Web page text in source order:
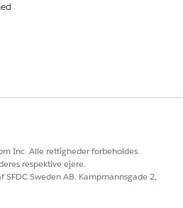
Inc. Alle rettigheder forbeholdes.
respektive ejere.
Sweden AB. Kampmannsgade 2,